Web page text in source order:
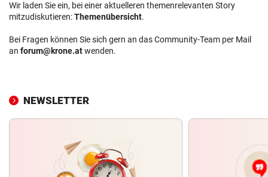
Wir laden Sie ein, bei einer aktuelleren themenrelevanten Story
mitzudiskutieren:Themenübersicht.
Bei Fragen können Sie sich gern an das Community-Team per Mail
an forum@krone.atwenden.
NEWSLETTER